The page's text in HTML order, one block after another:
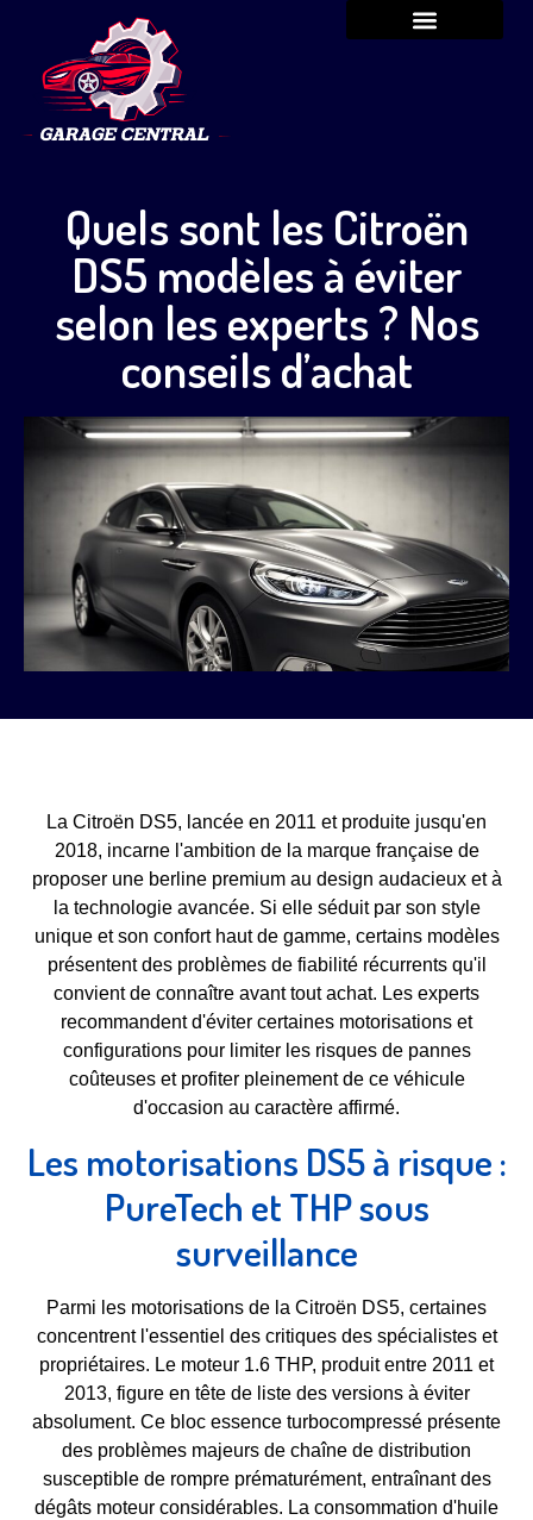
Quels sont les Citroën
DS5 modèles à éviter
selon les experts ? Nos
conseils d’achat
La Citroën DS5, lancée en 2011 et produite jusqu'en
2018, incarne l'ambition de la marque française de
proposer une berline premium au design audacieux et à
la technologie avancée. Si elle séduit par son style
unique et son confort haut de gamme, certains modèles
présentent des problèmes de fiabilité récurrents qu'il
convient de connaître avant tout achat. Les experts
recommandent d'éviter certaines motorisations et
configurations pour limiter les risques de pannes
coûteuses et profiter pleinement de ce véhicule
d'occasion au caractère affirmé.
Les motorisations DS5 à risque :
PureTech et THP sous
surveillance
Parmi les motorisations de la Citroën DS5, certaines
concentrent l'essentiel des critiques des spécialistes et
propriétaires. Le moteur 1.6 THP, produit entre 2011 et
2013, figure en tête de liste des versions à éviter
absolument. Ce bloc essence turbocompressé présente
des problèmes majeurs de chaîne de distribution
susceptible de rompre prématurément, entraînant des
dégâts moteur considérables. La consommation d'huile